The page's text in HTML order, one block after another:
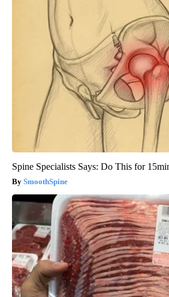
Spine Specialists Says: Do This for
SmoothSpine